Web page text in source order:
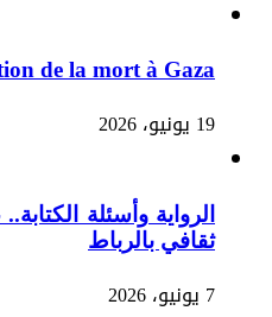
de la mort à Gaza
19 يونيو، 2026
الرواية وأسئلة
ثقافي بالرباط
7 يونيو، 2026